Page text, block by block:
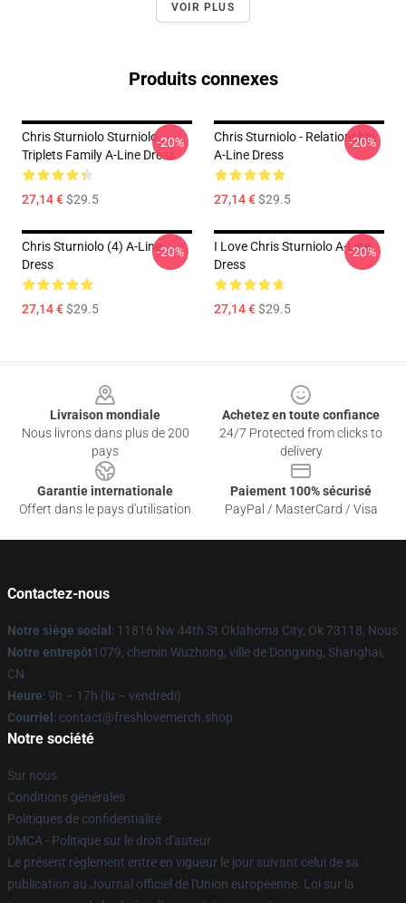
VOIR PLUS
Produits connexes
Chris Sturniolo Sturniolo
Triplets Family A-Line Dress
27,14 €$29.5
-20%
Chris Sturniolo - Relationship
A-Line Dress
27,14 €$29.5
-20%
Chris Sturniolo (4) A-Line
Dress
27,14 €$29.5
-20%
I Love Chris Sturniolo A-Line
Dress
27,14 €$29.5
-20%
Livraison mondiale
Nous livrons dans plus de 200
pays
Achetez en toute confiance
24/7 Protected from clicks to
delivery
Garantie internationale
Offert dans le pays d'utilisation
Paiement 100% sécurisé
PayPal / MasterCard / Visa
Contactez-nous
Notre siège social : 11816 Nw 44th St Oklahoma City, Ok 73118, Nous
Notre entrepôt1079, chemin Wuzhong, ville de Dongxing, Shanghai,
CN
Heure: 9h – 17h (lu – vendredi)
Courriel : contact@freshlovemerch.shop
Notre société
Sur nous
Conditions générales
Politiques de confidentialité
DMCA - Politique sur le droit d'auteur
Le présent règlement entre en vigueur le jour suivant celui de sa
publication au Journal officiel de l'Union européenne. Loi sur la